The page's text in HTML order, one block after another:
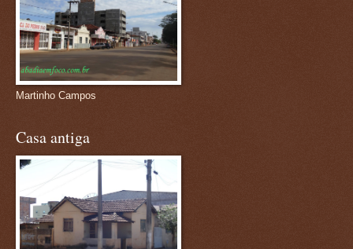
Martinho Campos
Casa antiga